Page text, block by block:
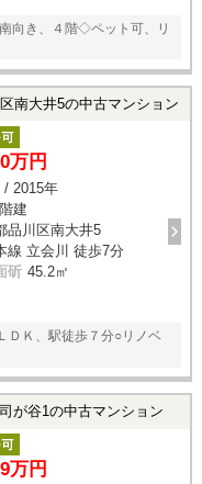
向き、４階◇ペット可、リ
南大井5の中古マンション
万円
/ 2015年
建
品川区南大井5
線 立会川 徒歩7分
斫 45.2㎡
ＤＫ、駅徒歩７分○リノベ
が谷1の中古マンション
万円